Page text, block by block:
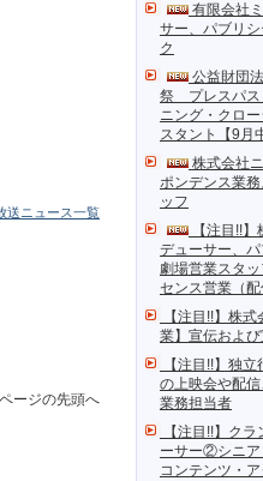
有限会社
サー、パブリ
ク
公益財団
祭 プレスパス
ニング・クロ
スタント【9月
株式会社
ポンデンス業
ッフ
【注目!!
デューサー、
劇場営業スタ
センス営業（配
【注目!!】株
業】宣伝およ
【注目!!】独
の上映会や配
業務担当者
【注目!!】ク
ーサー②シニ
コンテンツ・
送ニュース一覧
ページの先頭へ